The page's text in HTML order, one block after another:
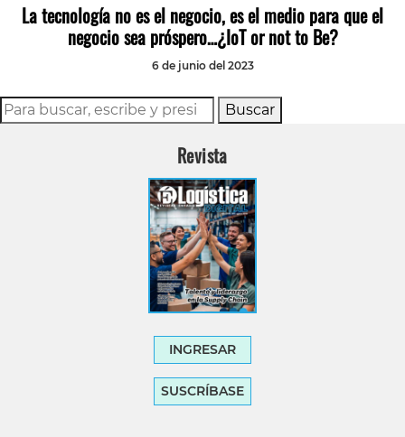
La tecnología no es el negocio, es el medio para que el
negocio sea próspero…¿IoT or not to Be?
6 de junio del 2023
Buscar
Revista
INGRESAR
SUSCRÍBASE